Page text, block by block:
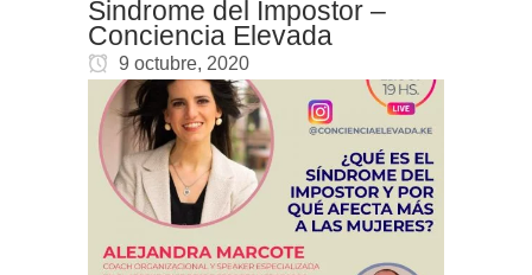
Sindrome del Impostor –
Conciencia Elevada
9 octubre, 2020